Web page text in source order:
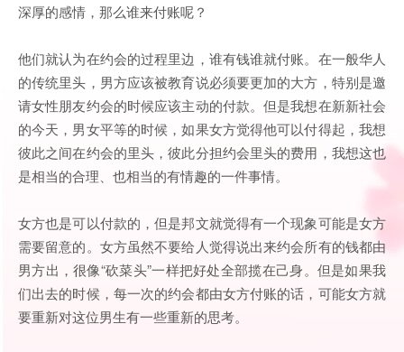
深厚的感情，那么谁来付账呢？
他们就认为在约会的过程里边，谁有钱谁就付账。在一般华人
的传统里头，男方应该被教育说必须要更加的大方，特别是邀
请女性朋友约会的时候应该主动的付款。但是我想在新新社会
的今天，男女平等的时候，如果女方觉得他可以付得起，我想
彼此之间在约会的里头，彼此分担约会里头的费用，我想这也
是相当的合理、也相当的有情趣的一件事情。
女方也是可以付款的，但是邦文就觉得有一个现象可能是女方
需要留意的。女方虽然不要给人觉得说出来约会所有的钱都由
男方出，很像“砍菜头”一样把好处全部揽在己身。但是如果我
们出去的时候，每一次的约会都由女方付账的话，可能女方就
要重新对这位男生有一些重新的思考。